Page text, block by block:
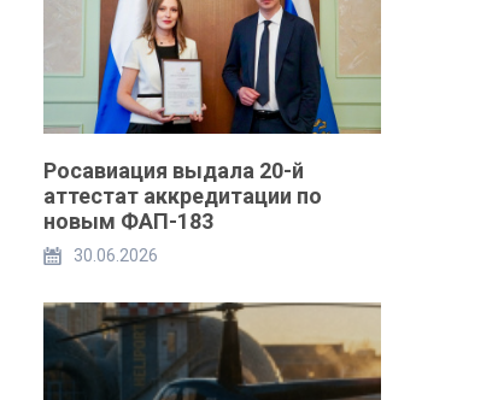
Росавиация выдала 20-й
аттестат аккредитации по
новым ФАП-183
30.06.2026